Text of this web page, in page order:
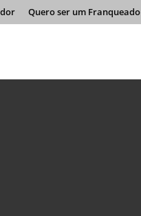
Quero ser um Franqueado